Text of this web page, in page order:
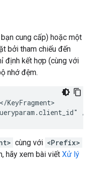
cung cấp) hoặc một
bởi tham chiếu đến
định kết hợp (cùng với
nhớ đệm.
KeyFragment>
/>
cùng với <Prefix>
hãy xem bài viết Xử lý